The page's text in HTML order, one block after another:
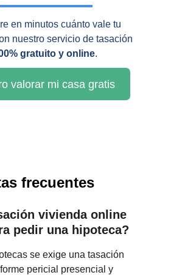
valorar mi casa gratis
en minutos cuánto vale tu
nuestro servicio de tasación
gratuito y online.
frecuentes
vivienda online
pedir una hipoteca?
se exige una tasación
pericial presencial y